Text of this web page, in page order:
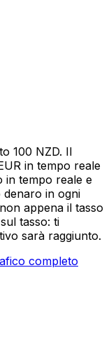
100 NZD. Il
in tempo reale
in tempo reale e
in ogni
appena il tasso
tasso: ti
sarà raggiunto.
completo